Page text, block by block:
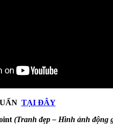
TẠI ĐÂY
(Tranh đẹp – Hình ảnh động